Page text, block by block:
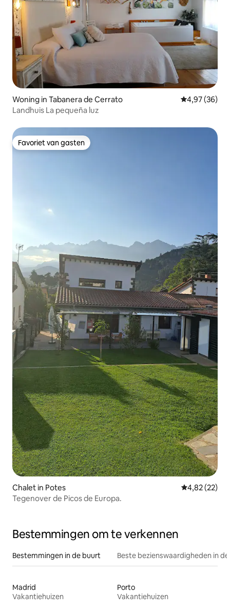
Woning in Tabanera de Cerrato Gemiddelde
4,97 (36)
Landhuis La pequeña luz
Favoriet van gasten
Favoriet van gasten
Chalet in Potes Gemiddelde
4,82 (22)
Tegenover de Picos de Europa.
Bestemmingen om te verkennen
Bestemmingen in de buurt Beste bezienswaardigheden in
Madrid
Vakantiehuizen
Porto
Vakantiehuizen